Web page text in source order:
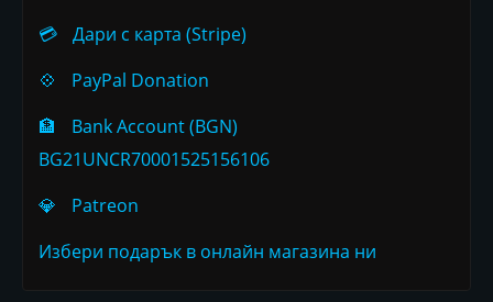
💳
Дари с карта (Stripe)
💠
PayPal Donation
🏦
Bank Account (BGN)
BG21UNCR70001525156106
💎
Patreon
Избери подарък в онлайн магазина ни